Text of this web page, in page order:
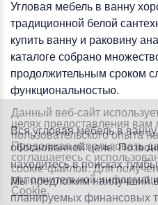
Угловая мебель в ванну
традиционной белой
купить ванну и раковину
каталоге собрано
продолжительным сроком
функциональностью.
Вся угловая мебель в
обоснованной цене.
находитесь в поисках
Мы предложим наилучший
планируемых финансовых
Заказать звонок
+7 (929) 551-70-07
Ежедневно 9:00-20:00
Данный веб-сайт
целях предоставления вам
пользовательского опыта
Продолжая использовать
соглашаетесь с
cookie-файлов. Для
дополнительной
Cookie.